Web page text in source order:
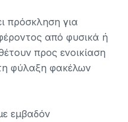
πρόσκληση για
από φυσικά ή
προς ενοικίαση
φύλαξη φακέλων
εμβαδόν